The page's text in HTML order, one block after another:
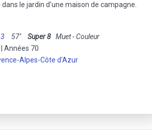
le jardin d'une maison de campagne.
57'' Super 8 Muet - Couleur
Années 70
Alpes-Côte d'Azur